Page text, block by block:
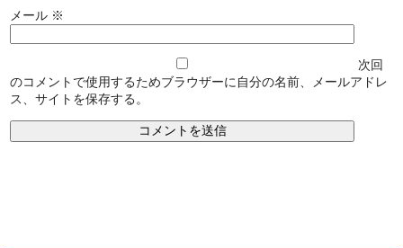
メール ※
次回
のコメントで使用するためブラウザーに自分の名前、メールアドレ
ス、サイトを保存する。